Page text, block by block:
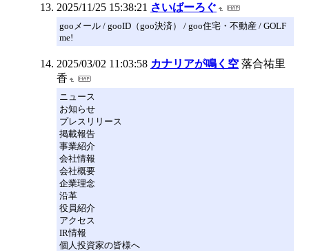
2025/11/25 15:38:21 さいばーろぐ
gooメール / gooID（goo決済） / goo住宅・不動産 / GOLF
me!
2025/03/02 11:03:58 カナリアが鳴く空 落合祐里
香
ニュース
お知らせ
プレスリリース
掲載報告
事業紹介
会社情報
会社概要
企業理念
沿革
役員紹介
アクセス
IR情報
個人投資家の皆様へ